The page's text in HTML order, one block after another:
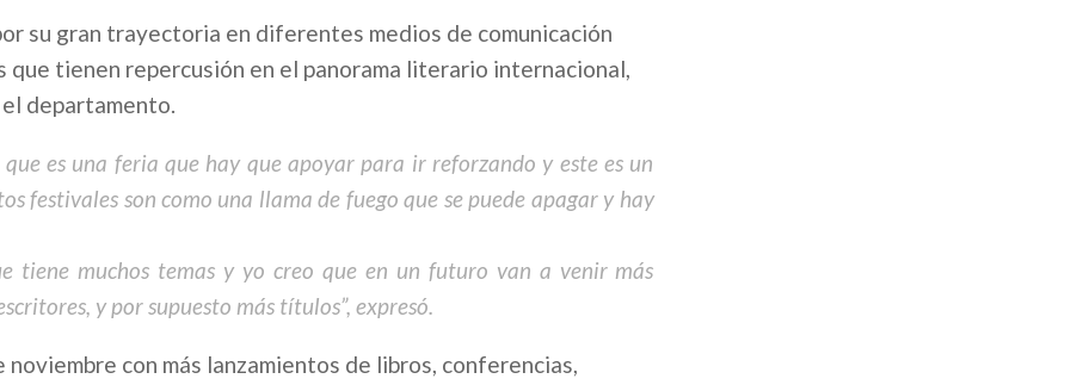
su gran trayectoria en diferentes medios de comunicación
tienen repercusión en el panorama literario internacional,
departamento.
es una feria que hay que apoyar para ir reforzando y este es un
festivales son como una llama de fuego que se puede apagar y hay
tiene muchos temas y yo creo que en un futuro van a venir más
y por supuesto más títulos”, expresó.
con más lanzamientos de libros, conferencias,